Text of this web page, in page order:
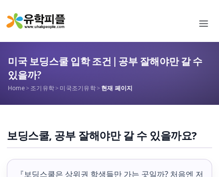
미국 보딩스쿨 입학 조건 | 공부 잘해야만 갈 수
있을까?
Home> 조기유학> 미국조기유학> 현재 페이지
보딩스쿨, 공부 잘해야만 갈 수 있을까요?
『보딩스쿨은 상위권 학생들만 가는 곳일까? 처음엔 저